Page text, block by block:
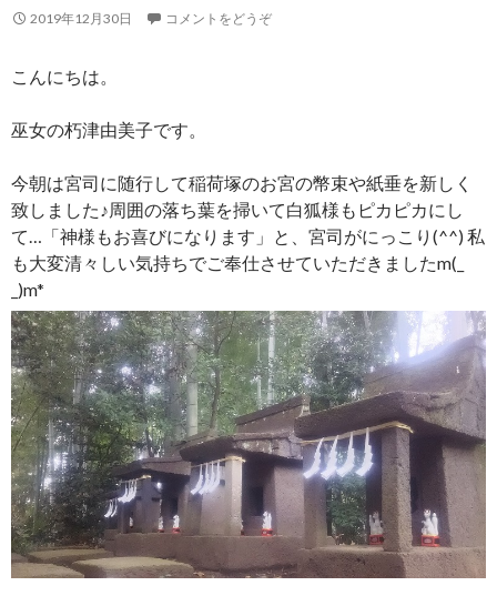
2019年12月30日 コメントをどうぞ
こんにちは。
巫女の朽津由美子です。
今朝は宮司に随行して稲荷塚のお宮の幣束や紙垂を新しく
致しました♪周囲の落ち葉を掃いて白狐様もピカピカにし
て…「神様もお喜びになります」と、宮司がにっこり(^^) 私
も大変清々しい気持ちでご奉仕させていただきましたm(_
_)m*